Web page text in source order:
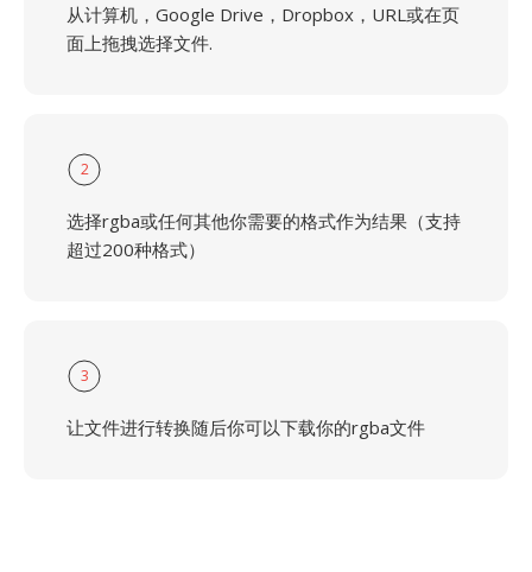
从计算机，Google Drive，Dropbox，URL或在页
面上拖拽选择文件.
2
选择rgba或任何其他你需要的格式作为结果（支持
超过200种格式）
3
让文件进行转换随后你可以下载你的rgba文件